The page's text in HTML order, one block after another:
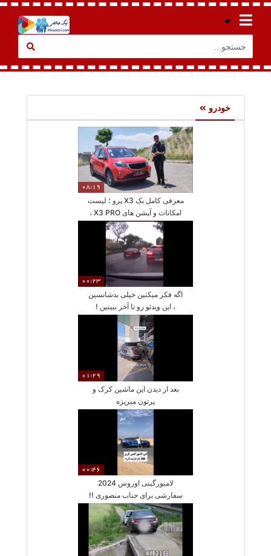
خودرو
08:19
معرفی کامل بک X3 پرو ؛ لیست
امکانات و آپشن های X3 PRO ،
قاتل خودروهای داخلی
00:23
اگه فکر میکنین خیلی بدشانسین
، این ویدئو رو تا آخر ببینین !
01:29
بعد از دیدن این ماشین کرک و
پرتون میریزه
00:46
لامبورگینی اوروس 2024
سفارشی برای جناب منصوری !!